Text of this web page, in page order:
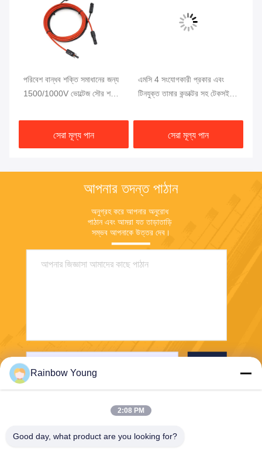
পরিবেশ বান্ধব শক্তি সমাধানের জন্য
1500/1000V ভোল্টেজ সৌর শক্তি
সেরা মূল্য পান
এমসি 4 সংযোগকারী প্রকার এবং
টিনযুক্ত তামার কন্ডাক্টর সহ টেকসই
সেরা মূল্য পান
আপনার তদন্ত পাঠান
অনুগ্রহ করে আপনার অনুরোধ
পাঠান এবং আমরা যত তাড়াতাড়ি
সম্ভব আপনাকে উত্তর দেব।
Rainbow Young
2:08 PM
Good day, what product are you looking for?